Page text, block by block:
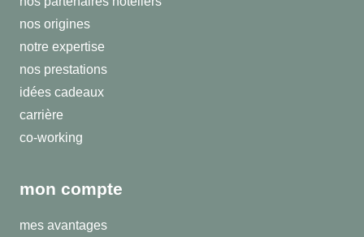
nos origines
notre expertise
nos prestations
idées cadeaux
carrière
co-working
mon compte
mes avantages